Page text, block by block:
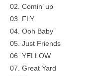
02. Comin’ up
03. FLY
04. Ooh Baby
05. Just Friends
06. YELLOW
07. Great Yard